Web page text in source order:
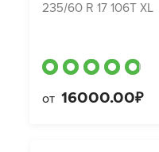
235/60 R 17 106T XL
от 16000.00₽